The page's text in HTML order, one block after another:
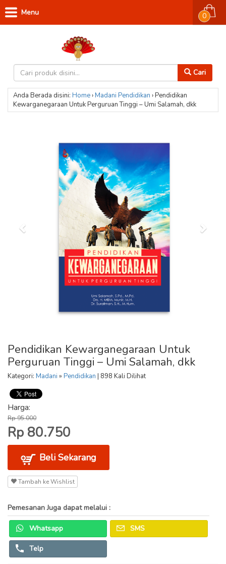
Cari
0
Menu
Anda Berada disini: Home›Madani Pendidikan ›Pendidikan
Kewarganegaraan Untuk Perguruan Tinggi – Umi Salamah, dkk
Pendidikan Kewarganegaraan Untuk
Perguruan Tinggi – Umi Salamah, dkk
Kategori: Madani » Pendidikan | 898 Kali Dilihat
Harga:
Rp 95.000
Rp 80.750
Beli Sekarang
Tambah ke Wishlist
Pemesanan Juga dapat melalui :
Whatsapp SMS
Telp